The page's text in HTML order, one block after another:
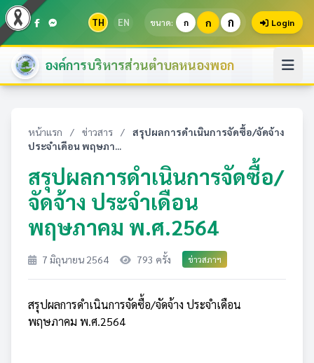
TH EN ขนาด: ก ก ก Login
องค์การบริหารส่วนตำบลหนองพอก
หน้าแรก / ข่าวสาร /
สรุปผลการดำเนินการจัดซื้อ/จัดจ้าง
ประจำเดือน พฤษภา...
สรุปผลการดำเนินการจัดซื้อ/
จัดจ้าง ประจำเดือน
พฤษภาคม พ.ศ.2564
7 มิถุนายน 2564 793 ครั้ง ข่าวสภาฯ
สรุปผลการดำเนินการจัดซื้อ/จัดจ้าง ประจำเดือน
พฤษภาคม พ.ศ.2564